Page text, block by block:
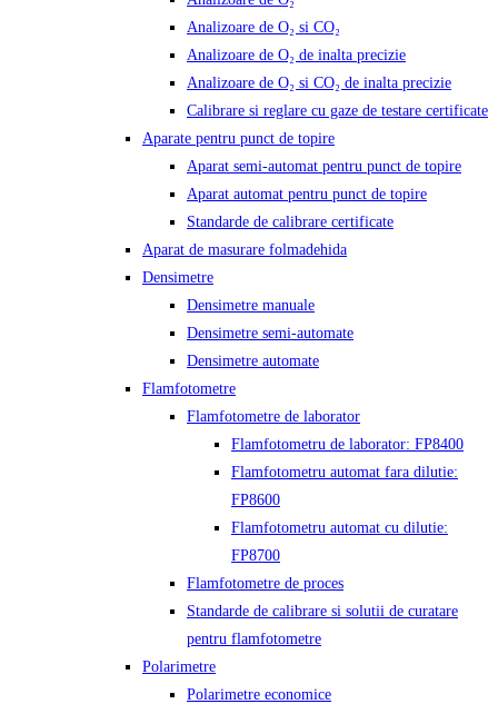
Analizoare de O₂ si CO₂
Analizoare de O₂ de inalta precizie
Analizoare de O₂ si CO₂ de inalta precizie
Calibrare si reglare cu gaze de testare certificate
Aparate pentru punct de topire
Aparat semi-automat pentru punct de topire
Aparat automat pentru punct de topire
Standarde de calibrare certificate
Aparat de masurare folmadehida
Densimetre
Densimetre manuale
Densimetre semi-automate
Densimetre automate
Flamfotometre
Flamfotometre de laborator
Flamfotometru de laborator: FP8400
Flamfotometru automat fara dilutie:
FP8600
Flamfotometru automat cu dilutie:
FP8700
Flamfotometre de proces
Standarde de calibrare si solutii de curatare
pentru flamfotometre
Polarimetre
Polarimetre economice